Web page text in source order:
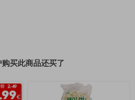
购买此商品还买了